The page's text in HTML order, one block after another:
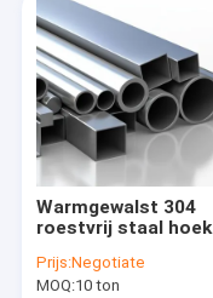
Warmgewalst 304
roestvrij staal hoek
Prijs:Negotiate
MOQ:10 ton